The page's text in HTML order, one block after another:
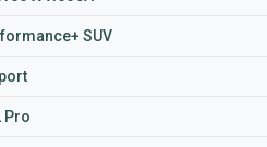
SUV
Pro